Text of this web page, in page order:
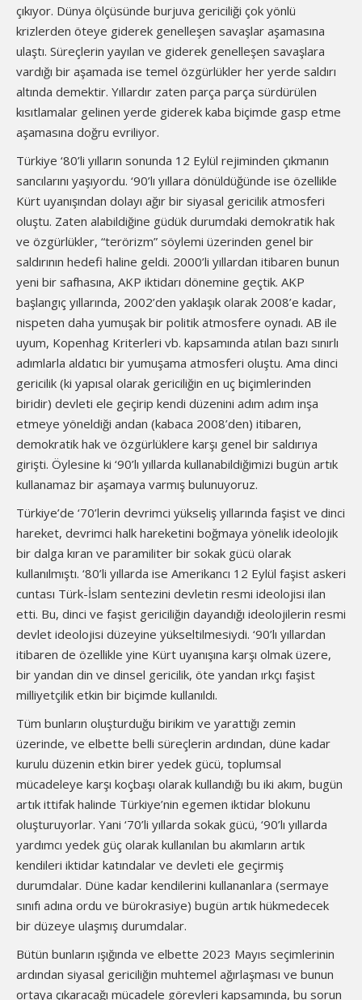
çıkıyor. Dünya ölçüsünde burjuva gericiliği çok yönlü
krizlerden öteye giderek genelleşen savaşlar aşamasına
ulaştı. Süreçlerin yayılan ve giderek genelleşen savaşlara
vardığı bir aşamada ise temel özgürlükler her yerde saldırı
altında demektir. Yıllardır zaten parça parça sürdürülen
kısıtlamalar gelinen yerde giderek kaba biçimde gasp etme
aşamasına doğru evriliyor.
Türkiye ‘80’li yılların sonunda 12 Eylül rejiminden çıkmanın
sancılarını yaşıyordu. ‘90’lı yıllara dönüldüğünde ise özellikle
Kürt uyanışından dolayı ağır bir siyasal gericilik atmosferi
oluştu. Zaten alabildiğine güdük durumdaki demokratik hak
ve özgürlükler, “terörizm” söylemi üzerinden genel bir
saldırının hedefi haline geldi. 2000’li yıllardan itibaren bunun
yeni bir safhasına, AKP iktidarı dönemine geçtik. AKP
başlangıç yıllarında, 2002’den yaklaşık olarak 2008’e kadar,
nispeten daha yumuşak bir politik atmosfere oynadı. AB ile
uyum, Kopenhag Kriterleri vb. kapsamında atılan bazı sınırlı
adımlarla aldatıcı bir yumuşama atmosferi oluştu. Ama dinci
gericilik (ki yapısal olarak gericiliğin en uç biçimlerinden
biridir) devleti ele geçirip kendi düzenini adım adım inşa
etmeye yöneldiği andan (kabaca 2008’den) itibaren,
demokratik hak ve özgürlüklere karşı genel bir saldırıya
girişti. Öylesine ki ‘90’lı yıllarda kullanabildiğimizi bugün artık
kullanamaz bir aşamaya varmış bulunuyoruz.
Türkiye’de ‘70’lerin devrimci yükseliş yıllarında faşist ve dinci
hareket, devrimci halk hareketini boğmaya yönelik ideolojik
bir dalga kıran ve paramiliter bir sokak gücü olarak
kullanılmıştı. ‘80’li yıllarda ise Amerikancı 12 Eylül faşist askeri
cuntası Türk-İslam sentezini devletin resmi ideolojisi ilan
etti. Bu, dinci ve faşist gericiliğin dayandığı ideolojilerin resmi
devlet ideolojisi düzeyine yükseltilmesiydi. ‘90’lı yıllardan
itibaren de özellikle yine Kürt uyanışına karşı olmak üzere,
bir yandan din ve dinsel gericilik, öte yandan ırkçı faşist
milliyetçilik etkin bir biçimde kullanıldı.
Tüm bunların oluşturduğu birikim ve yarattığı zemin
üzerinde, ve elbette belli süreçlerin ardından, düne kadar
kurulu düzenin etkin birer yedek gücü, toplumsal
mücadeleye karşı koçbaşı olarak kullandığı bu iki akım, bugün
artık ittifak halinde Türkiye’nin egemen iktidar blokunu
oluşturuyorlar. Yani ‘70’li yıllarda sokak gücü, ‘90’lı yıllarda
yardımcı yedek güç olarak kullanılan bu akımların artık
kendileri iktidar katındalar ve devleti ele geçirmiş
durumdalar. Düne kadar kendilerini kullananlara (sermaye
sınıfı adına ordu ve bürokrasiye) bugün artık hükmedecek
bir düzeye ulaşmış durumdalar.
Bütün bunların ışığında ve elbette 2023 Mayıs seçimlerinin
ardından siyasal gericiliğin muhtemel ağırlaşması ve bunun
ortaya çıkaracağı mücadele görevleri kapsamında, bu sorun